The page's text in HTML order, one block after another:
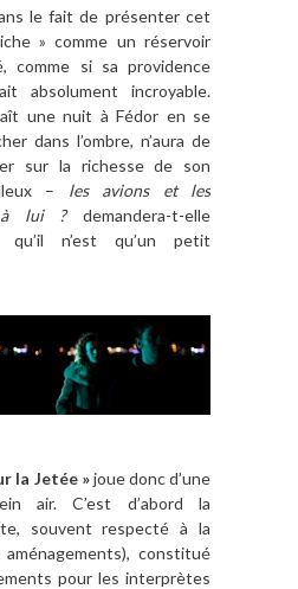
le fait de présenter cet
» comme un réservoir
comme si sa providence
absolument incroyable.
une nuit à Fédor en se
dans l’ombre, n’aura de
sur la richesse de son
– les avions et les
à lui ?demandera-t-elle
n’est qu’un petit
la Jetée »joue donc d’une
air. C’est d’abord la
souvent respecté à la
constitué
pour les interprètes